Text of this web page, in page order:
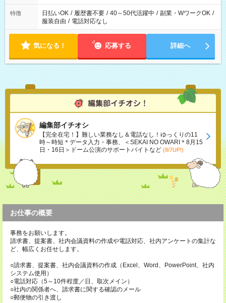
特徴 日払いOK / 履歴書不要 / 40～50代活躍中 / 副業・WワークOK /
服装自由 / 電話対応なし
気になる！ 応募する 詳細へ
編集部イチオシ
【完全在宅！】難しい業務なし＆電話なし！ゆっくりの11
時～時短＊データ入力・事務、＜SEKAI NO OWARI＊8月15
日・16日＞ドーム公演のサポートバイトなど (8/7UP!)
お仕事の概要
事務をお願いします。
請求書、提案書、社内会議資料の作成や電話対応、社内アンケートの集計な
ど、幅広くお任せします。
○請求書、提案書、社内会議資料の作成（Excel、Word、PowerPoint、社内
システム使用）
○電話対応（5～10件程度／日、取次メイン）
○社内の関係者へ、請求書に関する確認のメール
○郵便物の引き渡し